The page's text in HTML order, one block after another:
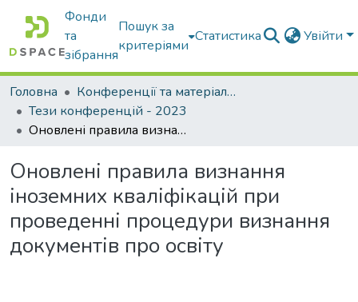
Фонди
та
зібрання
Пошук за
критеріями
Статистика Увійти
Головна
Конференції та матеріали конференцій
Тези конференцій - 2023
Оновлені правила визнання іноземних кваліфікацій при проведенні процедури визнання документів про освіту
Оновлені правила визнання
іноземних кваліфікацій при
проведенні процедури визнання
документів про освіту